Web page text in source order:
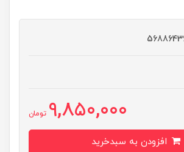
9,850,000 تومان